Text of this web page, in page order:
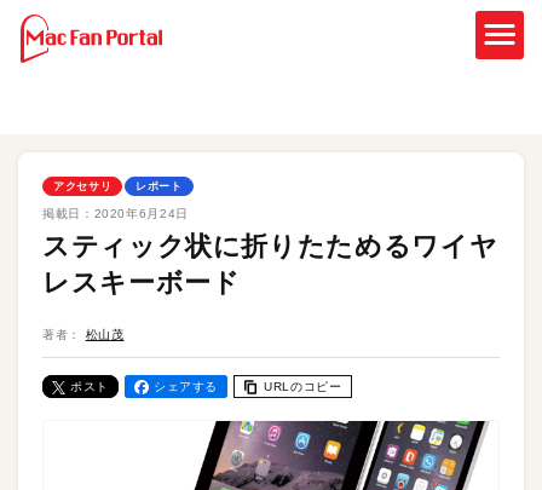
アクセサリ レポート
掲載日： 2020年6月24日
スティック状に折りたためるワイヤ
レスキーボード
著者： 松山茂
ポスト シェアする URLのコピー